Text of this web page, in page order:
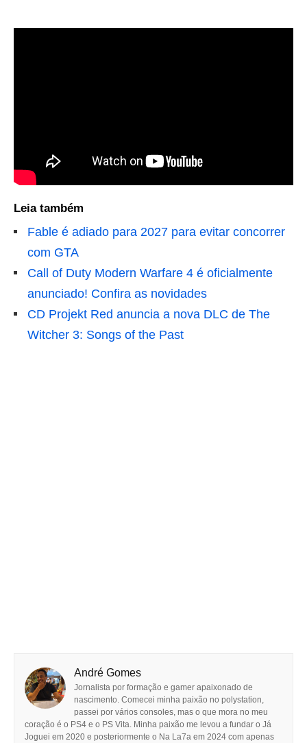
Leia também
Fable é adiado para 2027 para evitar concorrer
com GTA
Call of Duty Modern Warfare 4 é oficialmente
anunciado! Confira as novidades
CD Projekt Red anuncia a nova DLC de The
Witcher 3: Songs of the Past
André Gomes
Jornalista por formação e gamer apaixonado de
nascimento. Comecei minha paixão no polystation,
passei por vários consoles, mas o que mora no meu
coração é o PS4 e o PS Vita. Minha paixão me levou a fundar o Já
Joguei em 2020 e posteriormente o Na La7a em 2024 com apenas